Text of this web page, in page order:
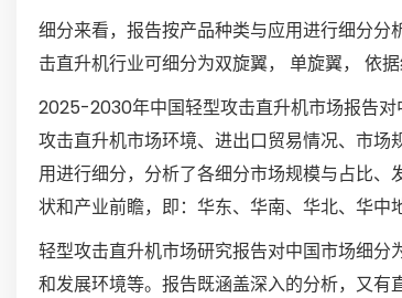
细分来看，报告按产品种类与应用进行细分
击直升机行业可细分为双旋翼， 单旋翼， 依
2025-2030年中国轻型攻击直升机市场报告对
攻击直升机市场环境、进出口贸易情况、市
用进行细分，分析了各细分市场规模与占比
状和产业前瞻，即：华东、华南、华北、华中
轻型攻击直升机市场研究报告对中国市场细
和发展环境等。报告既涵盖深入的分析，又